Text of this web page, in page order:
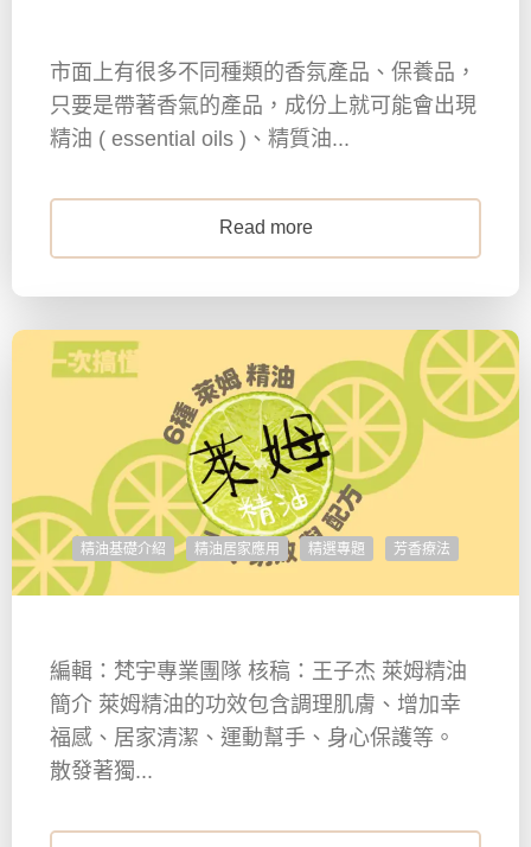
市面上有很多不同種類的香氛產品、保養品，
只要是帶著香氣的產品，成份上就可能會出現
精油 ( essential oils )、精質油...
Read more
精油基礎介紹 精油居家應用 精選專題 芳香療法
編輯：梵宇專業團隊 核稿：王子杰 萊姆精油
簡介 萊姆精油的功效包含調理肌膚、增加幸
福感、居家清潔、運動幫手、身心保護等。
散發著獨...